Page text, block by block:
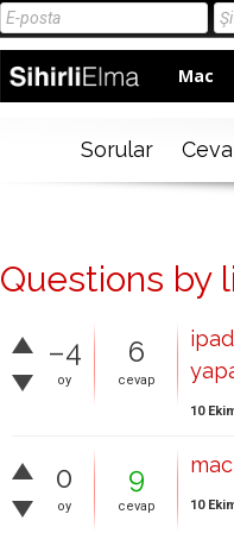
Mac
Sorular
Questions by
–4
oy
6
cevap
10
0
oy
9
cevap 10